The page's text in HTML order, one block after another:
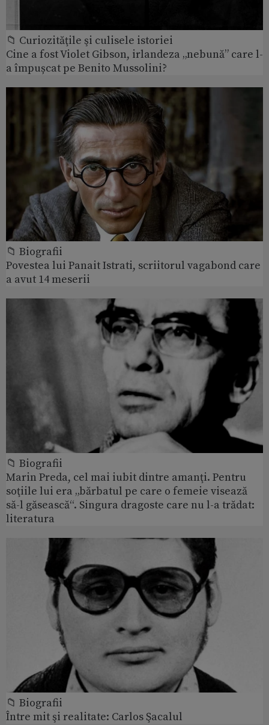
📁 Curiozităţile şi culisele istoriei
Cine a fost Violet Gibson, irlandeza „nebună” care l-
a împușcat pe Benito Mussolini?
📁 Biografii
Povestea lui Panait Istrati, scriitorul vagabond care
a avut 14 meserii
📁 Biografii
Marin Preda, cel mai iubit dintre amanţi. Pentru
soţiile lui era „bărbatul pe care o femeie visează
să-l găsească“. Singura dragoste care nu l-a trădat:
literatura
📁 Biografii
Între mit şi realitate: Carlos Şacalul